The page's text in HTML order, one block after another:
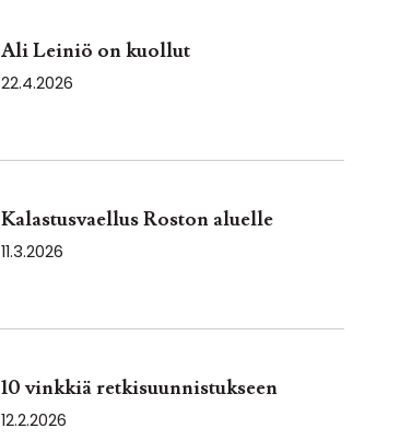
Ali Leiniö on kuollut
22.4.2026
Kalastusvaellus Roston aluelle
11.3.2026
10 vinkkiä retkisuunnistukseen
12.2.2026